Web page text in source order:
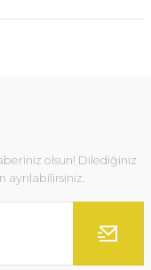
olsun! Dilediğiniz